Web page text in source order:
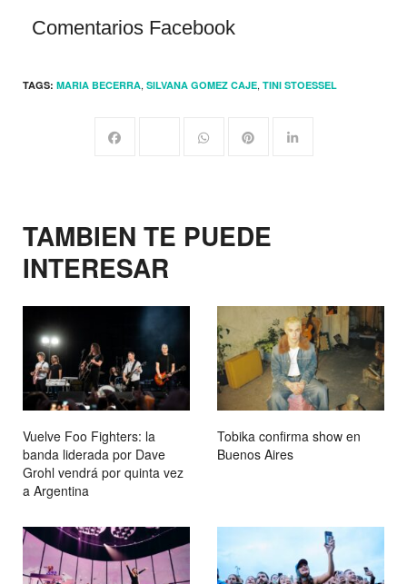
Comentarios Facebook
TAGS: MARIA BECERRA, SILVANA GOMEZ CAJE, TINI STOESSEL
TAMBIEN TE PUEDE
INTERESAR
Vuelve Foo Fighters: la
banda liderada por Dave
Grohl vendrá por quinta vez
a Argentina
Tobika confirma show en
Buenos Aires